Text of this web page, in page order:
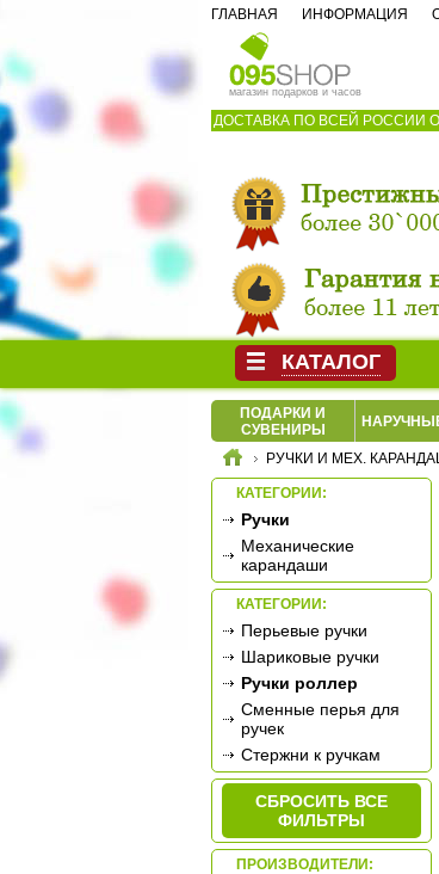
магазин подарков и часов
ДОСТАВКА ПО ВСЕЙ РОССИИ
ГЛАВНАЯ ИНФОРМАЦИЯ
ПОДАРКИ И
СУВЕНИРЫ
РУЧКИ И МЕХ.
КАТЕГОРИИ:
Ручки
Механические
карандаши
КАТЕГОРИИ:
Перьевые ручки
Шариковые ручки
Ручки роллер
Сменные перья для
ручек
Стержни к ручкам
СБРОСИТЬ ВСЕ
ФИЛЬТРЫ
ПРОИЗВОДИТЕЛИ:
КАТАЛОГ